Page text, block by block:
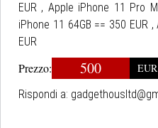
EUR , Apple iPhone 11 Pro
iPhone 11 64GB == 350 EUR
EUR
Prezzo: 500
EUR
Rispondi a: